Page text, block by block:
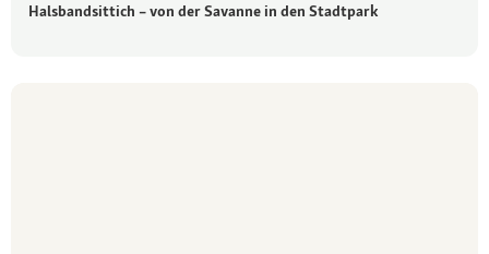
Halsbandsittich – von der Savanne in den Stadtpark